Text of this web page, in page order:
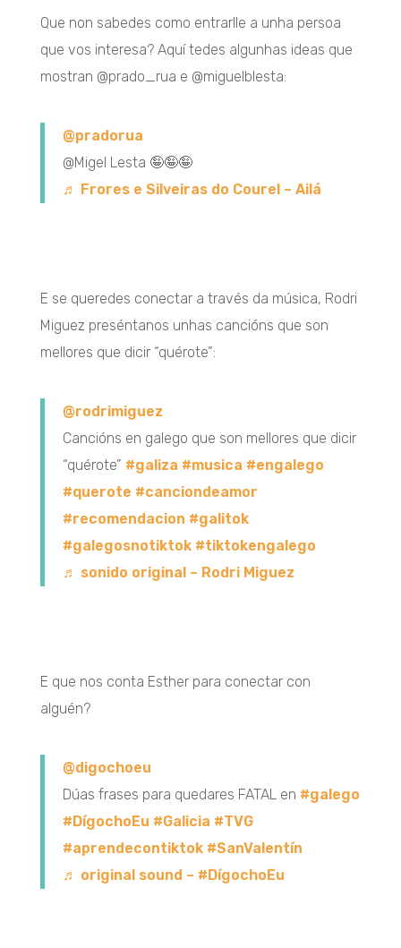
Que non sabedes como entrarlle a unha persoa
que vos interesa? Aquí tedes algunhas ideas que
mostran @prado_rua e @miguelblesta:
@pradorua
@Migel Lesta 🤪🤪🤪
♬ Frores e Silveiras do Courel – Ailá
E se queredes conectar a través da música, Rodri
Miguez preséntanos unhas cancións que son
mellores que dicir “quérote”:
@rodrimiguez
Cancións en galego que son mellores que dicir
“quérote” #galiza #musica #engalego
#querote #canciondeamor
#recomendacion #galitok
#galegosnotiktok #tiktokengalego
♬ sonido original – Rodri Miguez
E que nos conta Esther para conectar con
alguén?
@digochoeu
Dúas frases para quedares FATAL en #galego
#DígochoEu #Galicia #TVG
#aprendecontiktok #SanValentín
♬ original sound – #DígochoEu